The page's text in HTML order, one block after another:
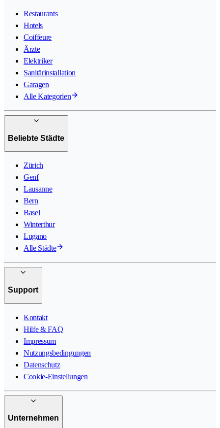
Restaurants
Hotels
Coiffeure
Ärzte
Elektriker
Sanitärinstallation
Garagen
Alle Kategorien
Beliebte Städte
Zürich
Genf
Lausanne
Bern
Basel
Winterthur
Lugano
Alle Städte
Support
Kontakt
Hilfe & FAQ
Impressum
Nutzungsbedingungen
Datenschutz
Cookie-Einstellungen
Unternehmen